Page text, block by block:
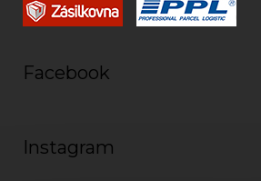
Facebook
Instagram